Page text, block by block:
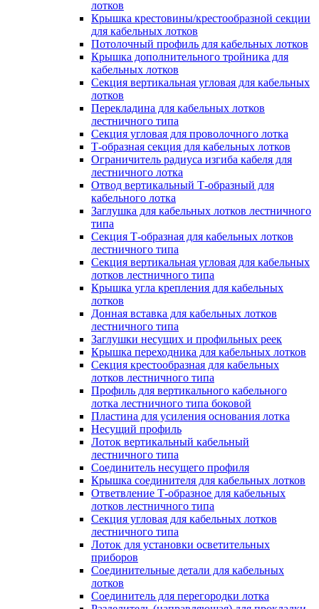
лотков
Крышка крестовины/крестообразной секции
для кабельных лотков
Потолочный профиль для кабельных лотков
Крышка дополнительного тройника для
кабельных лотков
Секция вертикальная угловая для кабельных
лотков
Перекладина для кабельных лотков
лестничного типа
Секция угловая для проволочного лотка
Т-образная секция для кабельных лотков
Ограничитель радиуса изгиба кабеля для
лестничного лотка
Отвод вертикальный Т-образный для
кабельного лотка
Заглушка для кабельных лотков лестничного
типа
Секция Т-образная для кабельных лотков
лестничного типа
Секция вертикальная угловая для кабельных
лотков лестничного типа
Крышка угла крепления для кабельных
лотков
Донная вставка для кабельных лотков
лестничного типа
Заглушки несущих и профильных реек
Крышка переходника для кабельных лотков
Секция крестообразная для кабельных
лотков лестничного типа
Профиль для вертикального кабельного
лотка лестничного типа боковой
Пластина для усиления основания лотка
Несущий профиль
Лоток вертикальный кабельный
лестничного типа
Соединитель несущего профиля
Крышка соединителя для кабельных лотков
Ответвление Т-образное для кабельных
лотков лестничного типа
Секция угловая для кабельных лотков
лестничного типа
Лоток для установки осветительных
приборов
Соединительные детали для кабельных
лотков
Соединитель для перегородки лотка